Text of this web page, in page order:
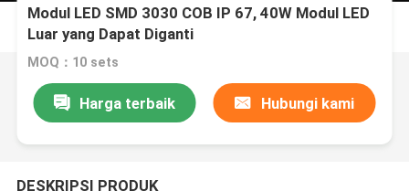
Modul LED SMD 3030 COB IP 67, 40W Modul LED
Luar yang Dapat Diganti
MOQ：10 sets
Harga terbaik Hubungi kami
DESKRIPSI PRODUK